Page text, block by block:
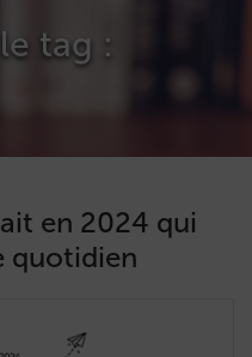
tag :
en 2024 qui
quotidien